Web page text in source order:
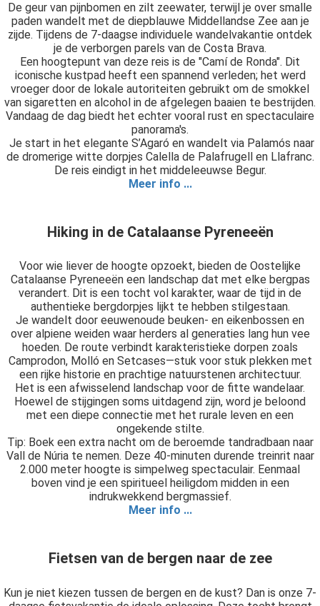
De geur van pijnbomen en zilt zeewater, terwijl je over smalle
paden wandelt met de diepblauwe Middellandse Zee aan je
zijde. Tijdens de 7-daagse individuele wandelvakantie ontdek
je de verborgen parels van de Costa Brava.
Een hoogtepunt van deze reis is de "Camí de Ronda". Dit
iconische kustpad heeft een spannend verleden; het werd
vroeger door de lokale autoriteiten gebruikt om de smokkel
van sigaretten en alcohol in de afgelegen baaien te bestrijden.
Vandaag de dag biedt het echter vooral rust en spectaculaire
panorama's.
Je start in het elegante S’Agaró en wandelt via Palamós naar
de dromerige witte dorpjes Calella de Palafrugell en Llafranc.
De reis eindigt in het middeleeuwse Begur.
Meer info ...
Hiking in de Catalaanse Pyreneeën
Voor wie liever de hoogte opzoekt, bieden de Oostelijke
Catalaanse Pyreneeën een landschap dat met elke bergpas
verandert. Dit is een tocht vol karakter, waar de tijd in de
authentieke bergdorpjes lijkt te hebben stilgestaan.
Je wandelt door eeuwenoude beuken- en eikenbossen en
over alpiene weiden waar herders al generaties lang hun vee
hoeden. De route verbindt karakteristieke dorpen zoals
Camprodon, Molló en Setcases—stuk voor stuk plekken met
een rijke historie en prachtige natuurstenen architectuur.
Het is een afwisselend landschap voor de fitte wandelaar.
Hoewel de stijgingen soms uitdagend zijn, word je beloond
met een diepe connectie met het rurale leven en een
ongekende stilte.
Tip: Boek een extra nacht om de beroemde tandradbaan naar
Vall de Núria te nemen. Deze 40-minuten durende treinrit naar
2.000 meter hoogte is simpelweg spectaculair. Eenmaal
boven vind je een spiritueel heiligdom midden in een
indrukwekkend bergmassief.
Meer info ...
Fietsen van de bergen naar de zee
Kun je niet kiezen tussen de bergen en de kust? Dan is onze 7-